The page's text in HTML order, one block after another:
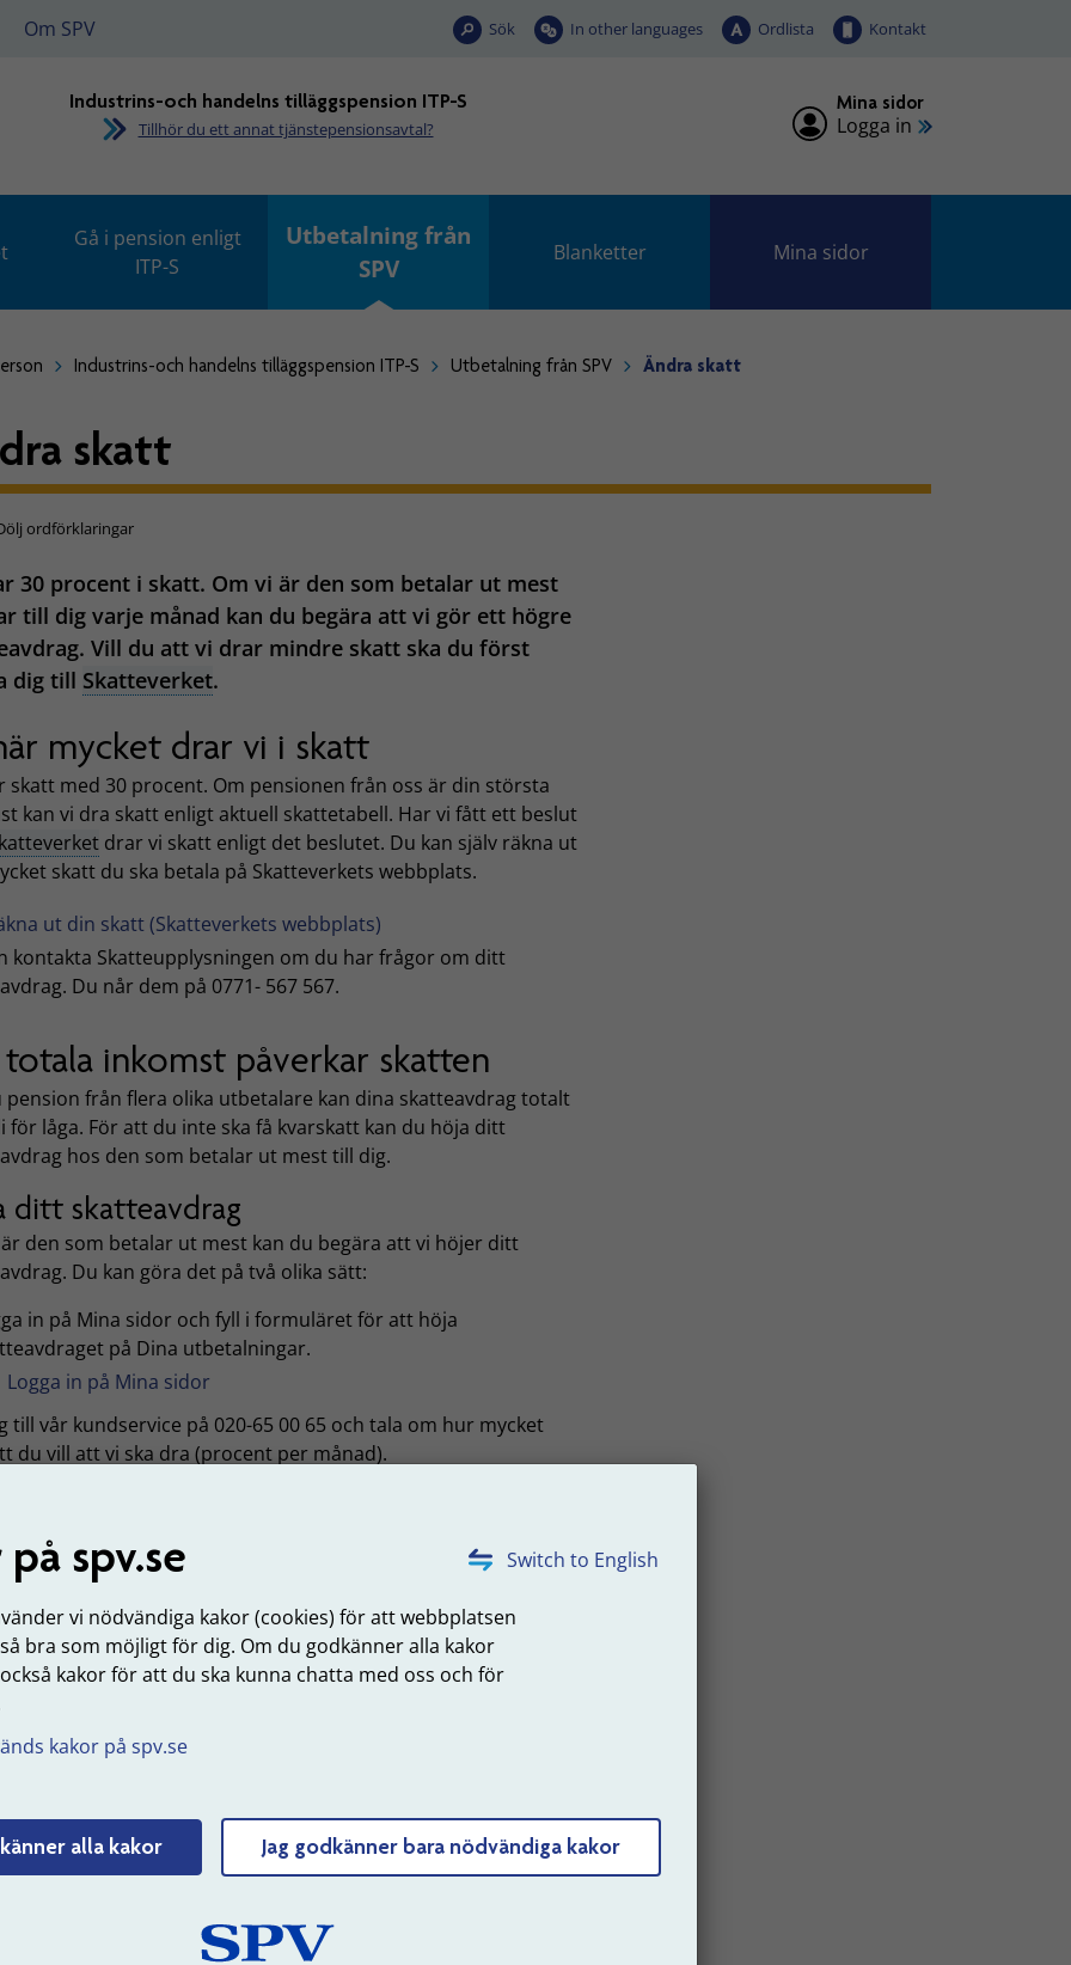
Switch to English
spv.se
vi nödvändiga kakor (cookies) för att webbplatsen
bra som möjligt för dig. Om du godkänner alla kakor
kakor för att du ska kunna chatta med oss och för
kakor på spv.se
alla kakor Jag godkänner bara nödvändiga kakor
Om SPV Sök In other languages Ordlista Kontakt
Industrins-och handelns tilläggspension ITP-S
Tillhör du ett annat tjänstepensionsavtal?
Mina sidor
Logga in
Gå i pension enligt
ITP-S
Utbetalning från
SPV
Blanketter Mina sidor
Industrins-och handelns tilläggspension ITP-S Utbetalning från SPV Ändra skatt
skatt
ordförklaringar
30 procent i skatt. Om vi är den som betalar ut mest
till dig varje månad kan du begära att vi gör ett högre
Vill du att vi drar mindre skatt ska du först
dig till Skatteverket.
mycket drar vi i skatt
skatt med 30 procent. Om pensionen från oss är din största
kan vi dra skatt enligt aktuell skattetabell. Har vi fått ett beslut
drar vi skatt enligt det beslutet. Du kan själv räkna ut
skatt du ska betala på Skatteverkets webbplats.
ut din skatt (Skatteverkets webbplats)
kontakta Skatteupplysningen om du har frågor om ditt
Du når dem på 0771- 567 567.
inkomst påverkar skatten
pension från flera olika utbetalare kan dina skatteavdrag totalt
för låga. För att du inte ska få kvarskatt kan du höja ditt
hos den som betalar ut mest till dig.
ditt skatteavdrag
den som betalar ut mest kan du begära att vi höjer ditt
Du kan göra det på två olika sätt:
in på Mina sidor och fyll i formuläret för att höja
på Dina utbetalningar.
Logga in på Mina sidor
till vår kundservice på 020-65 00 65 och tala om hur mycket
du vill att vi ska dra (procent per månad).
vill att vi drar mindre skatt ska du skicka in ett
beslut om
till oss. Beslutet ansöker du enklast om på Skatteverkets
om jämkning på skatteverket.se
sedan in beslutet från
SPV, 851 90, Sundsvall
för dig som bor utanför Sverige
vill kan du ansöka om Särskild inkomstskatt för
(SINK-skatt). Det gör du hos